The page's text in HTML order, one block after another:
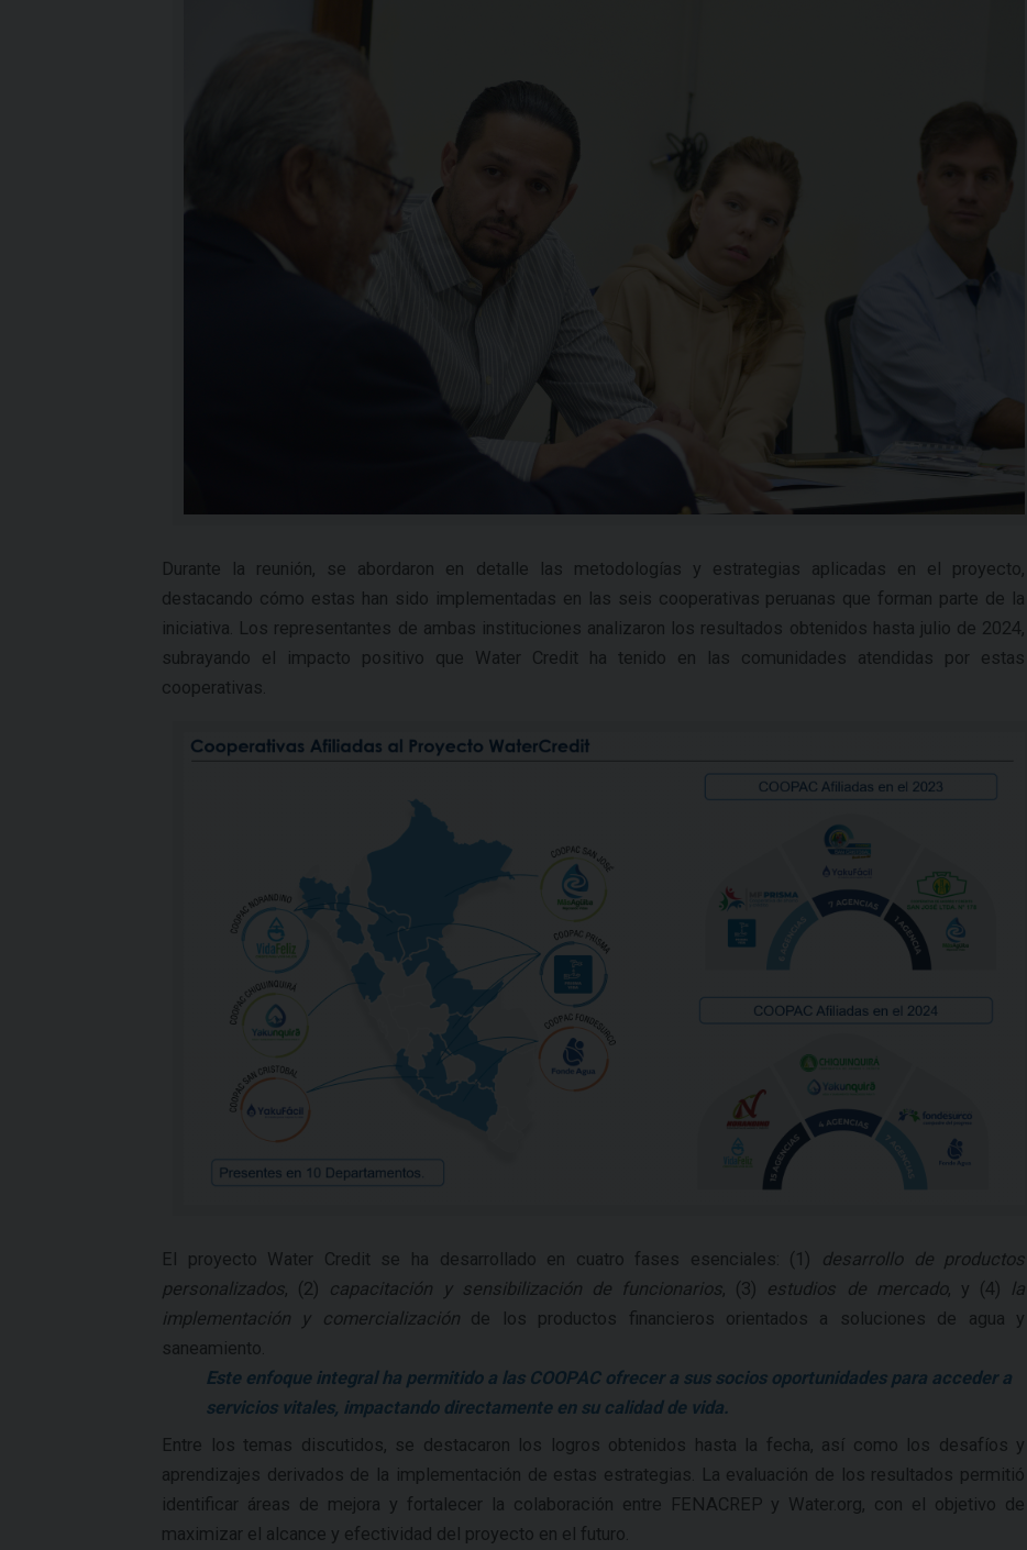
Durante la reunión, se abordaron en detalle las metodologías y estrategias aplicadas en el proyecto,
destacando cómo estas han sido implementadas en las seis cooperativas peruanas que forman parte de la
iniciativa. Los representantes de ambas instituciones analizaron los resultados obtenidos hasta julio de 2024,
subrayando el impacto positivo que Water Credit ha tenido en las comunidades atendidas por estas
cooperativas.
El proyecto Water Credit se ha desarrollado en cuatro fases esenciales: (1)
desarrollo de productos
personalizados, (2) capacitación y sensibilización de funcionarios, (3) estudios de mercado, y (4) la
implementación y comercialización de los productos financieros orientados a soluciones de agua y
saneamiento.
Este enfoque integral ha permitido a las COOPAC ofrecer a sus socios oportunidades para acceder a
servicios vitales, impactando directamente en su calidad de vida.
Entre los temas discutidos, se destacaron los logros obtenidos hasta la fecha, así como los desafíos y
aprendizajes derivados de la implementación de estas estrategias. La evaluación de los resultados permitió
identificar áreas de mejora y fortalecer la colaboración entre FENACREP y Water.org, con el objetivo de
maximizar el alcance y efectividad del proyecto en el futuro.